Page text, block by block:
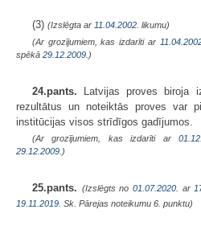
(3) (Izslēgta ar 11.04.2002 . likumu)
(Ar grozījumiem, kas izdarīti ar
spēkā 29.12.2009. )
24.pants. Latvijas proves biroja
rezultātus un noteiktās proves var
institūcijas visos strīdīgos gadījumos.
(Ar grozījumiem, kas izdarīti ar
29.12.2009. )
25.pants. (Izslēgts no01.07.2020. ar
19.11.2019. Sk. Pārejas noteikumu 6. punktu)